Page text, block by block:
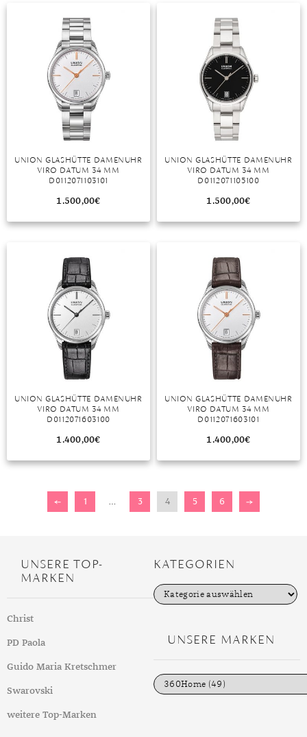
UNION GLASHÜTTE DAMENUHR
VIRO DATUM 34 MM
D0112071103101
1.500,00€
UNION GLASHÜTTE DAMENUHR
VIRO DATUM 34 MM
D0112071105100
1.500,00€
UNION GLASHÜTTE DAMENUHR
VIRO DATUM 34 MM
D0112071603100
1.400,00€
UNION GLASHÜTTE DAMENUHR
VIRO DATUM 34 MM
D0112071603101
1.400,00€
← 1 … 3 4 5 6 →
UNSERE TOP-
MARKEN
Christ
PD Paola
Guido Maria Kretschmer
Swarovski
weitere Top-Marken
KATEGORIEN
K
a
e
n
UNSERE MARKEN